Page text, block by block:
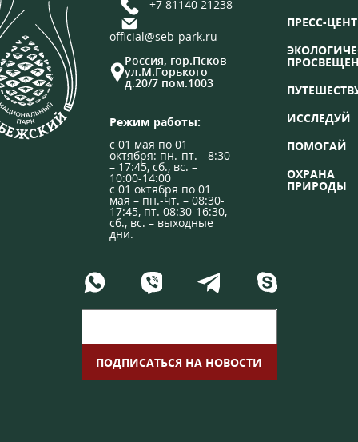
+7 81140 21238
official@seb-park.ru
Россия, гор.Псков
ул.М.Горького
д.20/7 пом.1003
Режим работы:
с 01 мая по 01
октября: пн.-пт. - 8:30
– 17:45, сб., вс. –
10:00-14:00
с 01 октября по 01
мая – пн.-чт. – 08:30-
17:45, пт. 08:30-16:30,
сб., вс. – выходные
дни.
ПРЕСС-
ИССЛЕДУЙ
ПОМОГАЙ
ОХРАНА
ПРИРОДЫ